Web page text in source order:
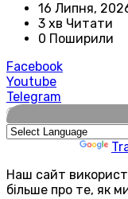
16 Липня,
3 хв Читати
0 Поширили
Facebook
Youtube
Telegram
🌍
Наш сайт
більше про те, як